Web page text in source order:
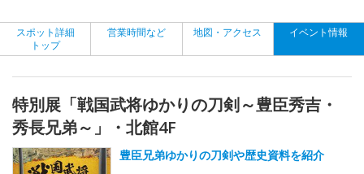
スポット詳細
トップ
営業時間など 地図・アクセス イベント情報
特別展「戦国武将ゆかりの刀剣～豊臣秀吉・
秀長兄弟～」・北館4F
豊臣兄弟ゆかりの刀剣や歴史資料を紹介